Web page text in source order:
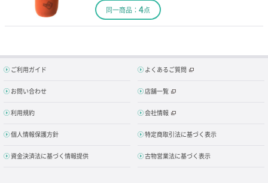
同一商品： 4点
ご利用ガイド よくあるご質問
お問い合わせ 店舗一覧
利用規約 会社情報
個人情報保護方針 特定商取引法に基づく表示
資金決済法に基づく情報提供 古物営業法に基づく表示